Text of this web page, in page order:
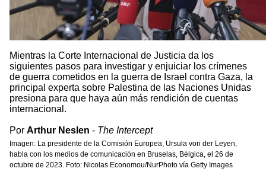
Mientras la Corte Internacional de Justicia da los
siguientes pasos para investigar y enjuiciar los crímenes
de guerra cometidos en la guerra de Israel contra Gaza, la
principal experta sobre Palestina de las Naciones Unidas
presiona para que haya aún más rendición de cuentas
internacional.
Por Arthur Neslen - The Intercept
Imagen: La presidente de la Comisión Europea, Ursula von der Leyen,
habla con los medios de comunicación en Bruselas, Bélgica, el 26 de
octubre de 2023. Foto: Nicolas Economou/NurPhoto vía Getty Images